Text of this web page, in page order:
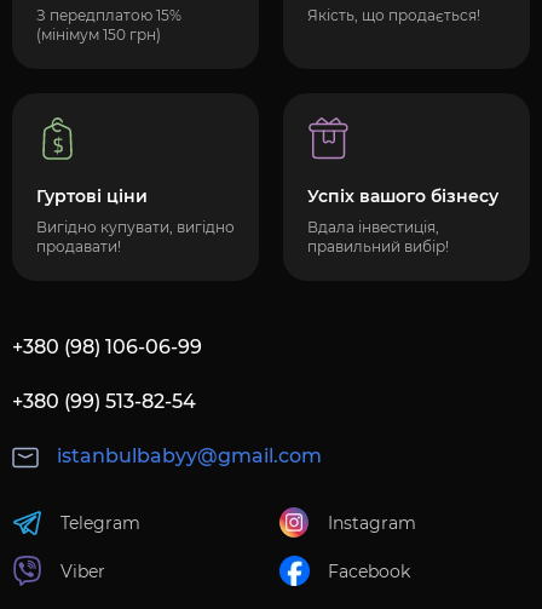
З передплатою 15%
(мінімум 150 грн)
Якість, що продається!
Гуртові ціни
Вигідно купувати, вигідно
продавати!
Успіх вашого бізнесу
Вдала інвестиція,
правильний вибір!
+380 (98) 106-06-99
+380 (99) 513-82-54
istanbulbabyy@gmail.com
Telegram
Viber
Instagram
Facebook